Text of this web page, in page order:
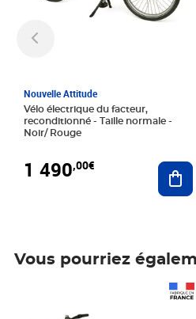
Nouvelle Attitude
Vélo électrique du facteur,
reconditionné - Taille normale -
Noir/ Rouge
1 490,00€
Vous pourriez